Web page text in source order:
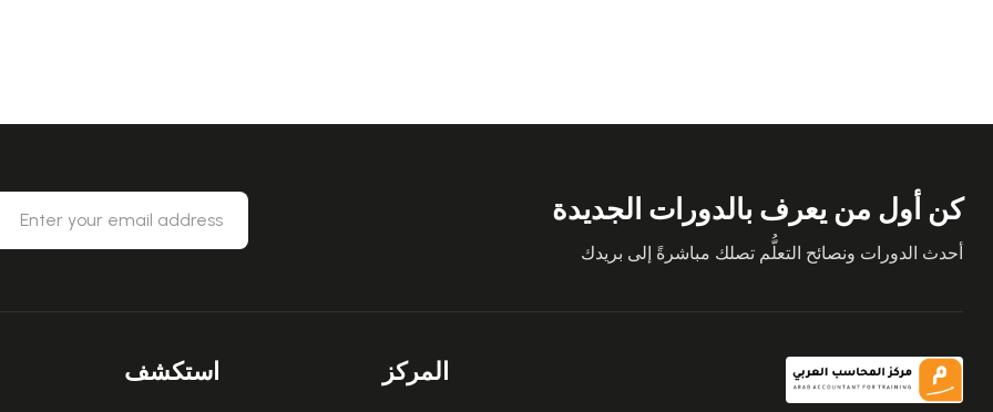
كن أول من يعرف بالدورات الجديدة
أحدث الدورات ونصائح التعلُّم تصلك مباشرةً إلى بريدك
المركز استكشف